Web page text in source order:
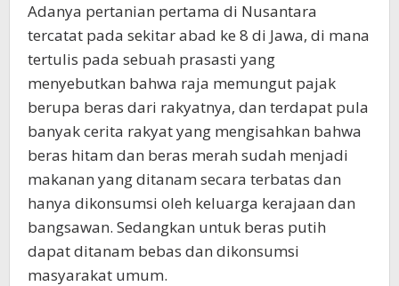
Adanya pertanian pertama di Nusantara
tercatat pada sekitar abad ke 8 di Jawa, di mana
tertulis pada sebuah prasasti yang
menyebutkan bahwa raja memungut pajak
berupa beras dari rakyatnya, dan terdapat pula
banyak cerita rakyat yang mengisahkan bahwa
beras hitam dan beras merah sudah menjadi
makanan yang ditanam secara terbatas dan
hanya dikonsumsi oleh keluarga kerajaan dan
bangsawan. Sedangkan untuk beras putih
dapat ditanam bebas dan dikonsumsi
masyarakat umum.